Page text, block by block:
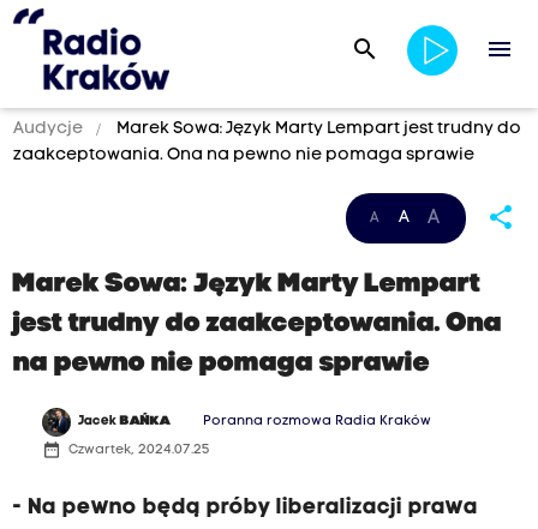
search menu
Audycje
Marek Sowa: Język Marty Lempart jest trudny do
zaakceptowania. Ona na pewno nie pomaga sprawie
A A A share
Marek Sowa: Język Marty Lempart
jest trudny do zaakceptowania. Ona
na pewno nie pomaga sprawie
Jacek BAŃKA Poranna rozmowa Radia Kraków
date_range Czwartek, 2024.07.25
- Na pewno będą próby liberalizacji prawa